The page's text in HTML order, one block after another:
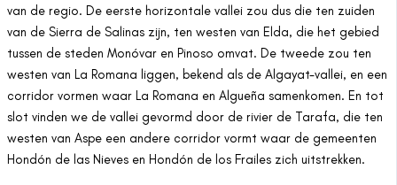
van de regio. De eerste horizontale vallei zou dus die ten zuiden
van de Sierra de Salinas zijn, ten westen van Elda, die het gebied
tussen de steden Monóvar en Pinoso omvat. De tweede zou ten
westen van La Romana liggen, bekend als de Algayat-vallei, en een
corridor vormen waar La Romana en Algueña samenkomen. En tot
slot vinden we de vallei gevormd door de rivier de Tarafa, die ten
westen van Aspe een andere corridor vormt waar de gemeenten
Hondón de las Nieves en Hondón de los Frailes zich uitstrekken.